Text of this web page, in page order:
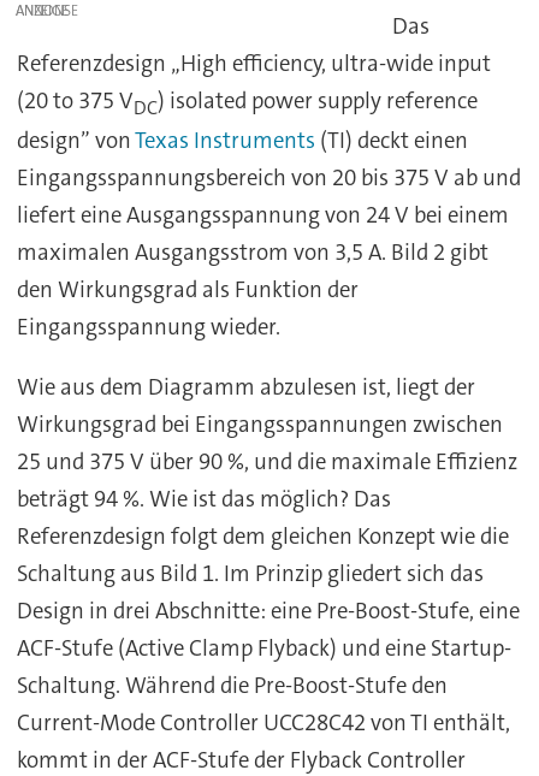
ANZEIGE
Das
Referenzdesign „High efficiency, ultra-wide input
(20 to 375 VDC) isolated power supply reference
design” von Texas Instruments (TI) deckt einen
Eingangsspannungsbereich von 20 bis 375 V ab und
liefert eine Ausgangsspannung von 24 V bei einem
maximalen Ausgangsstrom von 3,5 A. Bild 2 gibt
den Wirkungsgrad als Funktion der
Eingangsspannung wieder.
Wie aus dem Diagramm abzulesen ist, liegt der
Wirkungsgrad bei Eingangsspannungen zwischen
25 und 375 V über 90 %, und die maximale Effizienz
beträgt 94 %. Wie ist das möglich? Das
Referenzdesign folgt dem gleichen Konzept wie die
Schaltung aus Bild 1. Im Prinzip gliedert sich das
Design in drei Abschnitte: eine Pre-Boost-Stufe, eine
ACF-Stufe (Active Clamp Flyback) und eine Startup-
Schaltung. Während die Pre-Boost-Stufe den
Current-Mode Controller UCC28C42 von TI enthält,
kommt in der ACF-Stufe der Flyback Controller